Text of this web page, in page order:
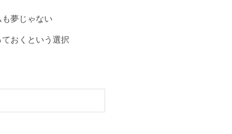
夢じゃない
おくという選択